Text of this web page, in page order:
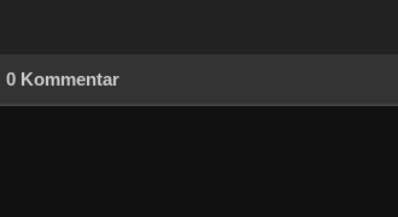
0 Kommentar